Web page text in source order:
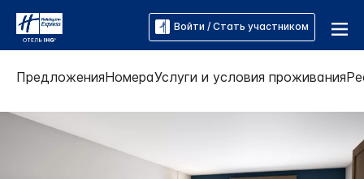
Войти / Стать участником
ПредложенияНомераУслуги и условия проживания